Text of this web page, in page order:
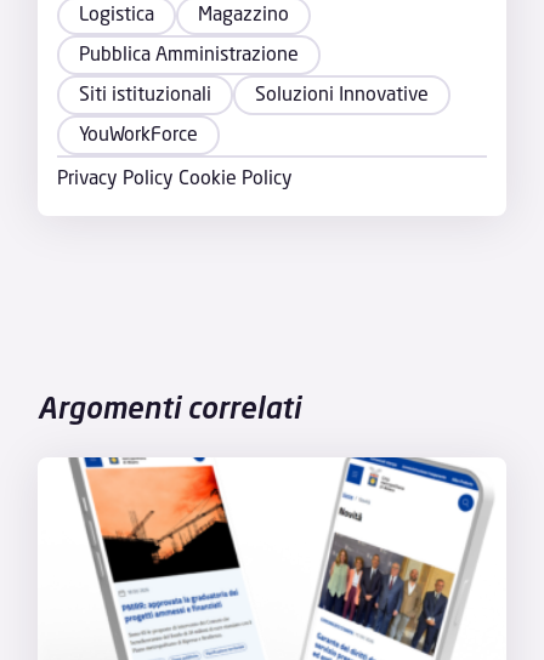
Logistica
Magazzino
Pubblica Amministrazione
Siti istituzionali
Soluzioni Innovative
YouWorkForce
Privacy Policy Cookie Policy
Argomenti correlati